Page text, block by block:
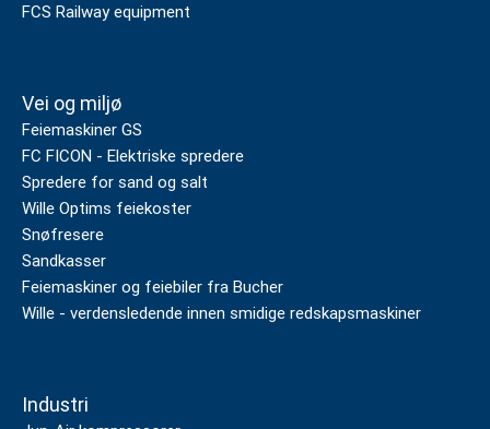
FCS Railway equipment
Vei og miljø
Feiemaskiner GS
FC FICON - Elektriske spredere
Spredere for sand og salt
Wille Optims feiekoster
Snøfresere
Sandkasser
Feiemaskiner og feiebiler fra Bucher
Wille - verdensledende innen smidige redskapsmaskiner
Industri